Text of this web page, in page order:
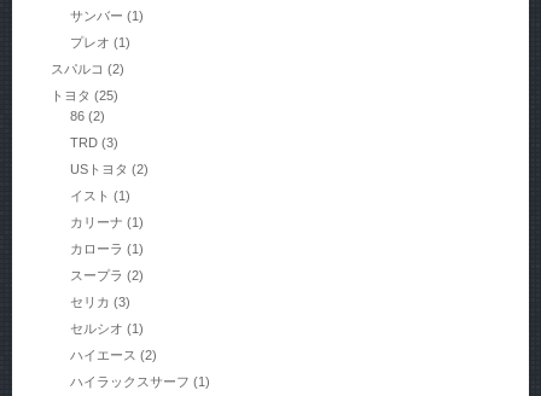
サンバー (1)
プレオ (1)
スパルコ (2)
トヨタ (25)
86 (2)
TRD (3)
USトヨタ (2)
イスト (1)
カリーナ (1)
カローラ (1)
スープラ (2)
セリカ (3)
セルシオ (1)
ハイエース (2)
ハイラックスサーフ (1)